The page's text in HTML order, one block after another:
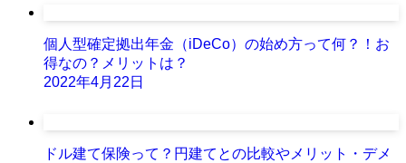
個人型確定拠出年金（iDeCo）の始め方って何？！お
得なの？メリットは？
2022年4月22日
ドル建て保険って？円建てとの比較やメリット・デメ